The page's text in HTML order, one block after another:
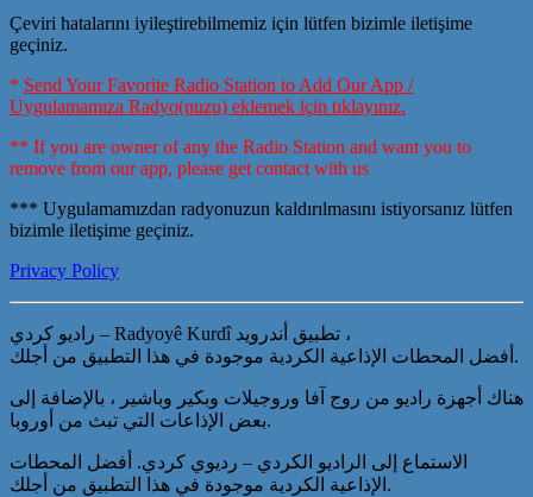
Çeviri hatalarını iyileştirebilmemiz için lütfen bizimle iletişime
geçiniz.
* Send Your Favorite Radio Station to Add Our App /
Uygulamamıza Radyo(nuzu) eklemek için tıklayınız.
** If you are owner of any the Radio Station and want you to
remove from our app, please get contact with us
*** Uygulamamızdan radyonuzun kaldırılmasını istiyorsanız lütfen
bizimle iletişime geçiniz.
Privacy Policy
راديو كردي – Radyoyê Kurdî تطبيق أندرويد ،
أفضل المحطات الإذاعية الكردية موجودة في هذا التطبيق من أجلك.
هناك أجهزة راديو من روج آفا وروجيلات وبكير وباشير ، بالإضافة إلى
بعض الإذاعات التي تبث من أوروبا.
الاستماع إلى الراديو الكردي – رديوي كردي. أفضل المحطات
الإذاعية الكردية موجودة في هذا التطبيق من أجلك.